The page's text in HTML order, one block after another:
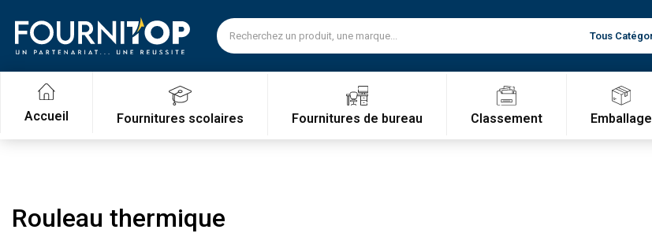
Accueil Fournitures scolaires Fournitures de bureau Classement Emballage
Rouleau thermique